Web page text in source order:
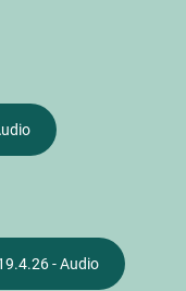
- Audio